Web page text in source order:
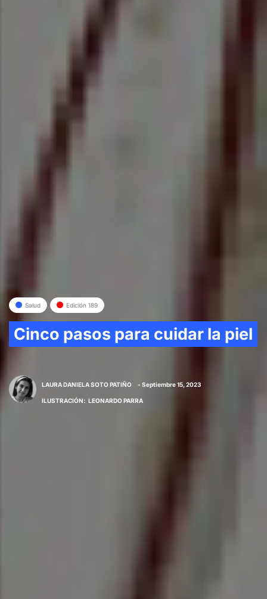
Salud Edición 189
Cinco pasos para cuidar la piel
LAURA DANIELA SOTO PATIÑO - Septiembre 15, 2023
ILUSTRACIÓN: LEONARDO PARRA